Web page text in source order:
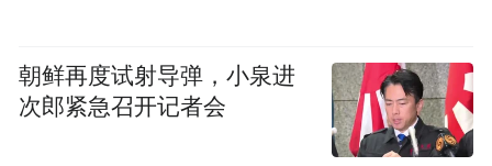
朝鲜再度试射导弹，小泉进
次郎紧急召开记者会